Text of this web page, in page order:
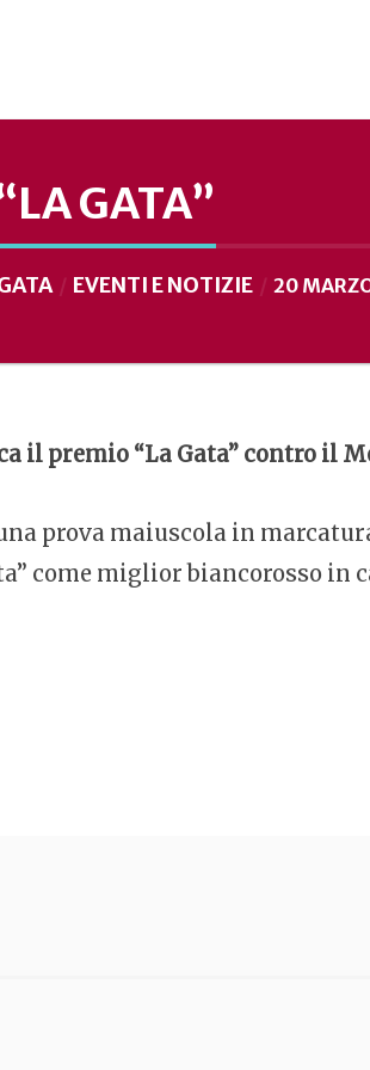
GATA”
EVENTI E NOTIZIE 20
il premio “La Gata” contro il
prova maiuscola in
come miglior biancorosso in